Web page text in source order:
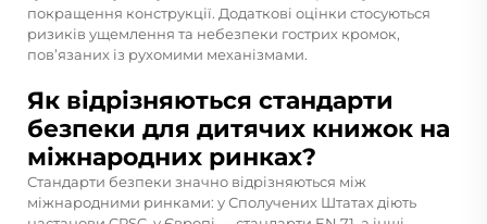
покращення конструкції. Додаткові оцінки стосуються
ризиків ущемлення та небезпеки гострих кромок,
пов’язаних із рухомими механізмами.
Як відрізняються стандарти
безпеки для дитячих книжок на
міжнародних ринках?
Стандарти безпеки значно відрізняються між
міжнародними ринками: у Сполучених Штатах діють